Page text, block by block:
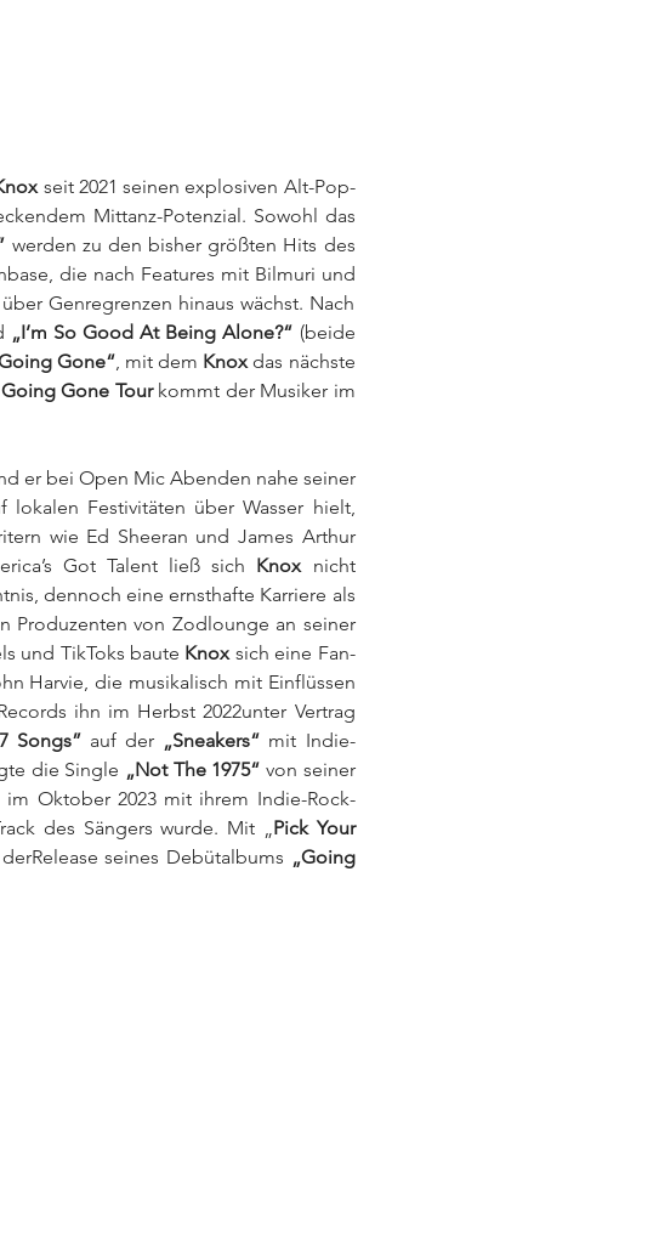
seit 2021 seinen explosiven Alt-Pop-
Mittanz-Potenzial. Sowohl das
werden zu den bisher größten Hits des
die nach Features mit Bilmuri und
Genregrenzen hinaus wächst. Nach
„I’m So Good At Being Alone?“ (beide
Gone“, mit dem Knox das nächste
Gone Tour kommt der Musiker im
er bei Open Mic Abenden nahe seiner
Festivitäten über Wasser hielt,
wie Ed Sheeran und James Arthur
Got Talent ließ sich Knox nicht
dennoch eine ernsthafte Karriere als
Produzenten von Zodlounge an seiner
und TikToks baute Knox sich eine Fan-
Harvie, die musikalisch mit Einflüssen
ihn im Herbst 2022unter Vertrag
Songs” auf der „Sneakers“ mit Indie-
die Single „Not The 1975“ von seiner
Oktober 2023 mit ihrem Indie-Rock-
des Sängers wurde. Mit „Pick Your
seines Debütalbums „Going